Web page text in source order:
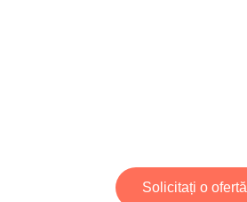
Solicitați o ofertă